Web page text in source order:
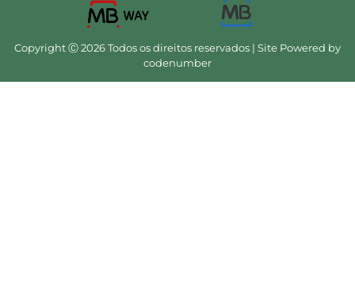
Copyright Ⓒ 2026 Todos os direitos reservados | Site Powered by
codenumber